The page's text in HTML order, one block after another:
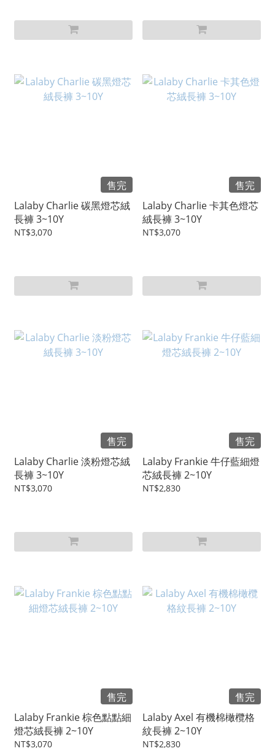
售完
Lalaby Charlie 碳黑燈芯絨
長褲 3~10Y
NT$3,070
售完
Lalaby Charlie 卡其色燈芯
絨長褲 3~10Y
NT$3,070
售完
Lalaby Charlie 淡粉燈芯絨
長褲 3~10Y
NT$3,070
售完
Lalaby Frankie 牛仔藍細燈
芯絨長褲 2~10Y
NT$2,830
售完
Lalaby Frankie 棕色點點細
燈芯絨長褲 2~10Y
NT$3,070
售完
Lalaby Axel 有機棉橄欖格
紋長褲 2~10Y
NT$2,830